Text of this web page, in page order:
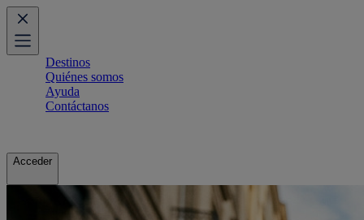
Destinos
Quiénes somos
Ayuda
Contáctanos
Acceder